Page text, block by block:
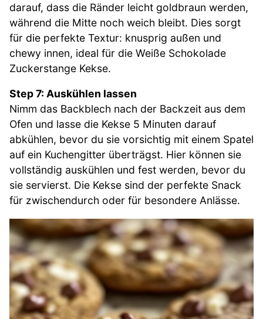
darauf, dass die Ränder leicht goldbraun werden,
während die Mitte noch weich bleibt. Dies sorgt
für die perfekte Textur: knusprig außen und
chewy innen, ideal für die Weiße Schokolade
Zuckerstange Kekse.
Step 7: Auskühlen lassen
Nimm das Backblech nach der Backzeit aus dem
Ofen und lasse die Kekse 5 Minuten darauf
abkühlen, bevor du sie vorsichtig mit einem Spatel
auf ein Kuchengitter überträgst. Hier können sie
vollständig auskühlen und fest werden, bevor du
sie servierst. Die Kekse sind der perfekte Snack
für zwischendurch oder für besondere Anlässe.